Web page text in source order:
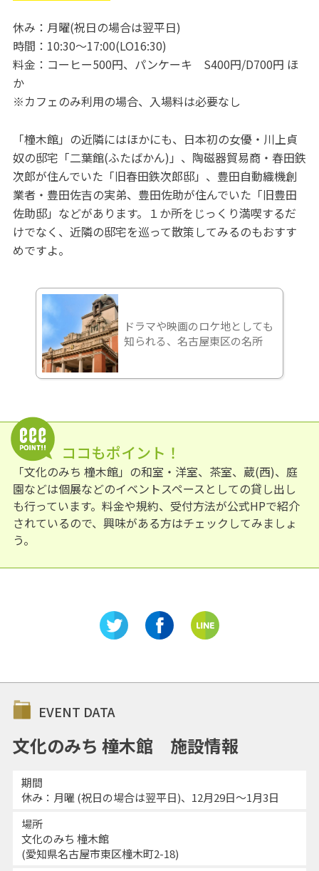
休み：月曜(祝日の場合は翌平日)
時間：10:30～17:00(LO16:30)
料金：コーヒー500円、パンケーキ S400円/D700円 ほ
か
※カフェのみ利用の場合、入場料は必要なし
「橦木館」の近隣にはほかにも、日本初の女優・川上貞
奴の邸宅「二葉館(ふたばかん)」、陶磁器貿易商・春田鉄
次郎が住んでいた「旧春田鉄次郎邸」、豊田自動織機創
業者・豊田佐吉の実弟、豊田佐助が住んでいた「旧豊田
佐助邸」などがあります。１か所をじっくり満喫するだ
けでなく、近隣の邸宅を巡って散策してみるのもおすす
めですよ。
ドラマや映画のロケ地としても
知られる、名古屋東区の名所
ココもポイント！
「文化のみち 橦木館」の和室・洋室、茶室、蔵(西)、庭
園などは個展などのイベントスペースとしての貸し出し
も行っています。料金や規約、受付方法が公式HPで紹介
されているので、興味がある方はチェックしてみましょ
う。
EVENT DATA
文化のみち 橦木館 施設情報
期間
休み：月曜 (祝日の場合は翌平日)、12月29日～1月3日
場所
文化のみち 橦木館
(愛知県名古屋市東区橦木町2-18)